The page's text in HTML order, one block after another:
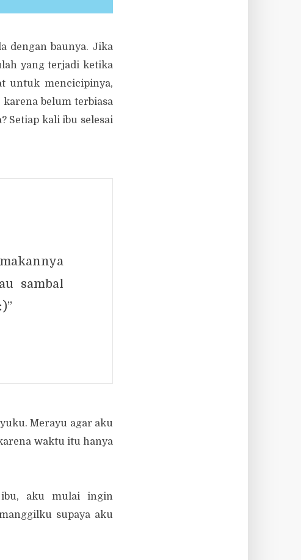
dengan baunya. Jika
yang terjadi ketika
untuk mencicipinya,
belum terbiasa
Setiap kali ibu selesai
sambal
Merayu agar aku
waktu itu hanya
aku mulai ingin
supaya aku